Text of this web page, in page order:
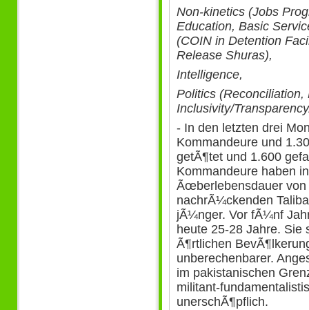
Non-kinetics (Jobs
Education, Basic
(COIN in Detention
Release Shuras),
Intelligence,
Politics
Inclusivity/
- In den letzten drei
Kommandeure und
getÃ¶tet und 1.600
Kommandeure haben
Ãœberlebensdauer von
nachrÃ¼ckenden
jÃ¼nger. Vor fÃ¼nf
heute 25-28 Jahre. Sie
Ã¶rtlichen
unberechenbarer.
im pakistanischen
militant-
unerschÃ¶pflich.